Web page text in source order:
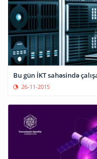
Bu gün İKT sahəsində
26-11-2015